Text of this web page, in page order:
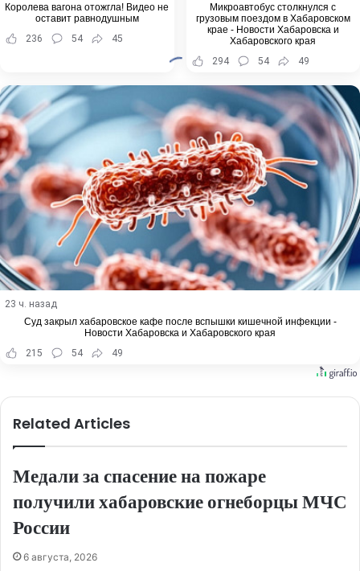
Королева вагона отожгла! Видео не
оставит равнодушным
236
54 45
Микроавтобус столкнулся с
грузовым поездом в Хабаровском
крае - Новости Хабаровска и
Хабаровского края
294
54 49
23 ч. назад
Суд закрыл хабаровское кафе после вспышки кишечной инфекции -
Новости Хабаровска и Хабаровского края
215
54 49
Related Articles
Медали за спасение на пожаре
получили хабаровские огнеборцы МЧС
России
6 августа, 2026